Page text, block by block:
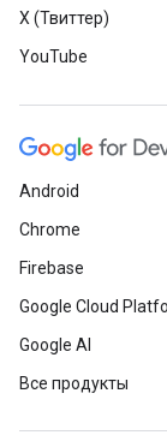
X (Твиттер)
YouTube
Android
Chrome
Firebase
Google Cloud
Google AI
Все продукты